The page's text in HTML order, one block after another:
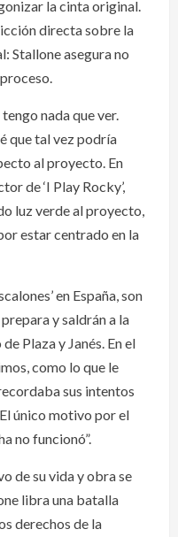
la cinta original.
directa sobre la
Stallone asegura no
nada que ver.
que tal vez podría
al proyecto. En
de ‘I Play Rocky’,
luz verde al proyecto,
estar centrado en la
en España, son
y saldrán a la
Plaza y Janés. En el
como lo que le
sus intentos
único motivo por el
no funcionó”.
de su vida y obra se
libra una batalla
derechos de la